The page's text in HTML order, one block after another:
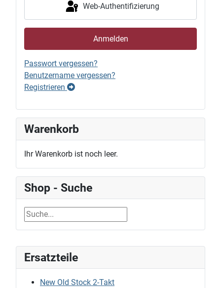
Ersatzteile
New Old Stock 2-Takt
Web-Authentifizierung
Anmelden
Passwort vergessen?
Benutzername vergessen?
Registrieren
Warenkorb
Ihr Warenkorb ist noch leer.
Shop - Suche